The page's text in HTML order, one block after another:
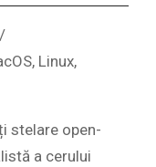
Linux,
stelare open-
a cerului